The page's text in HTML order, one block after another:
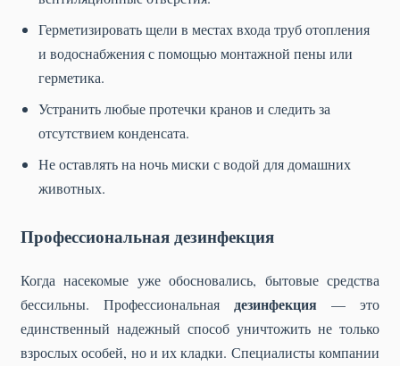
Герметизировать щели в местах входа труб отопления
и водоснабжения с помощью монтажной пены или
герметика.
Устранить любые протечки кранов и следить за
отсутствием конденсата.
Не оставлять на ночь миски с водой для домашних
животных.
Профессиональная дезинфекция
Когда насекомые уже обосновались, бытовые средства
бессильны. Профессиональная дезинфекция — это
единственный надежный способ уничтожить не только
взрослых особей, но и их кладки. Специалисты компании